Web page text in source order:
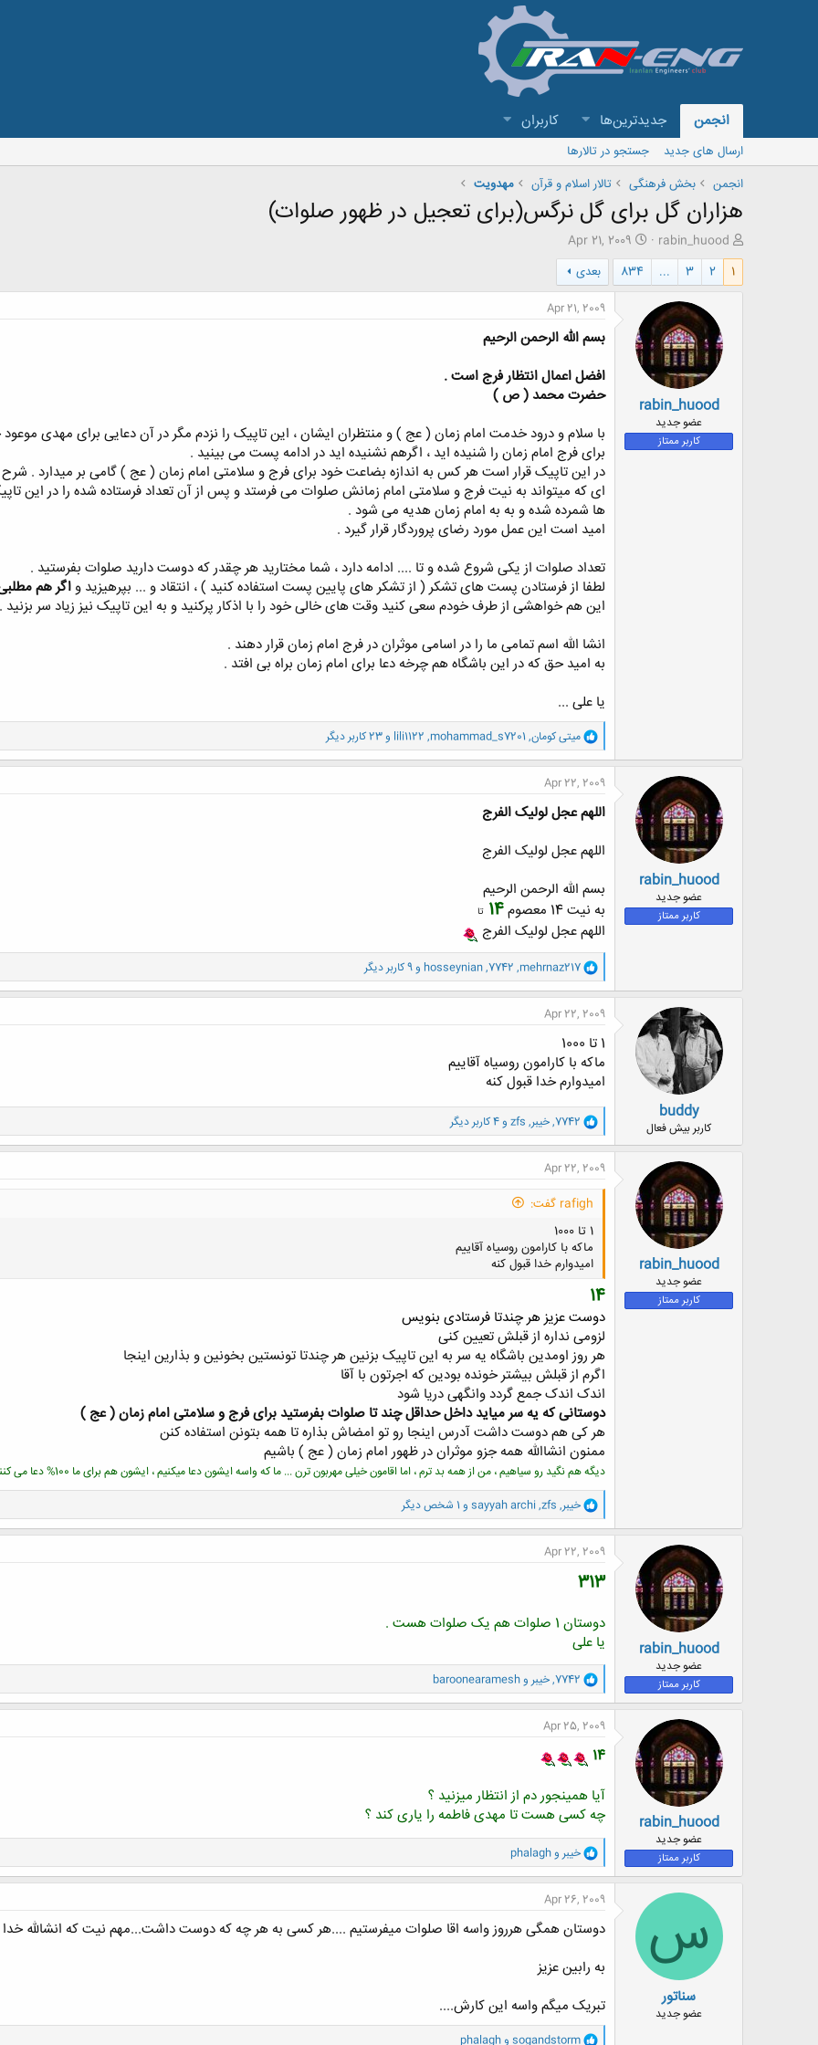
انجمن جدیدترین‌ها کاربران
ارسال های جدید
جستجو در تالارها
انجمن
بخش فرهنگی تالار اسلام و قرآن مهدویت
هزاران گل برای گل نرگس(برای تعجیل در ظهور صلوات)
ش
ر
ع
و
ع
rabin_huood
ت
ا
ر
ی
Apr 21, 2009
1
2
3
...
834 بعدی
rabin_huood
عضو جدید
کاربر ممتاز
Apr 21, 2009
بسم الله الرحمن الرحیم
افضل اعمال انتظار فرج است .
حضرت محمد ( ص )
برای فرج امام زمان را شنیده اید ، اگرهم نشنیده اید در ادامه پست می بینید .
در این تاپیک قرار است هر کس به اندازه بضاعت خود برای فرج و سلامتی امام زمان ( عج ) گامی بر میدارد .
ای که میتواند به نیت فرج و سلامتی امام زمانش صلوات می فرستد و پس از آن تعداد فرستاده شده را در این
ها شمرده شده و به به امام زمان هدیه می شود .
امید است این عمل مورد رضای پروردگار قرار گیرد .
تعداد صلوات از یکی شروع شده و تا .... ادامه دارد ، شما مختارید هر چقدر که دوست دارید صلوات بفرستید .
لطفا از فرستادن پست های تشکر ( از تشکر های پایین پست استفاده کنید ) ، انتقاد و ... بپرهیزید واگر هم
این هم خواهشی از طرف خودم سعی کنید وقت های خالی خود را با اذکار پرکنید و به این تاپیک نیز زیاد سر
انشا الله اسم تمامی ما را در اسامی موثران در فرج امام زمان قرار دهند .
به امید حق که در این باشگاه هم چرخه دعا برای امام زمان براه بی افتد .
یا علی ...
و
ا
ک
ش
ه
ا
میتی کومان,
mohammad_s7201
,
lili1122 و 23 کاربر دیگر
rabin_huood
عضو جدید
کاربر ممتاز
Apr 22, 2009
اللهم عجل لولیک الفرج
اللهم عجل لولیک الفرج
بسم الله الرحمن الرحیم
به نیت 14 معصوم
14 تا
اللهم عجل لولیک الفرج
و
ا
ک
ش
ه
mehrnaz217
,
7742
,
hosseynian و 9 کاربر دیگر
buddy
کاربر بیش فعال
Apr 22, 2009
1 تا 1000
ماكه با كارامون روسياه آقاييم
اميدوارم خدا قبول كنه
و
ا
ک
ش
ا
7742
,خيبر,
zfs و 4 کاربر دیگر
rabin_huood
عضو جدید
کاربر ممتاز
Apr 22, 2009
rafigh گفت:
1 تا 1000
ماكه با كارامون روسياه آقاييم
اميدوارم خدا قبول كنه
کلیک کنید تا باز شود...
14
دوست عزیز هر چندتا فرستادی بنویس
لزومی نداره از قبلش تعیین کنی
هر روز اومدین باشگاه یه سر به این تاپیک بزنین هر چندتا تونستین بخونین و بذارین اینجا
اگرم از قبلش بیشتر خونده بودین که اجرتون با آقا
اندک اندک جمع گردد وانگهی دریا شود
دوستانی که یه سر میاید داخل حداقل چند تا صلوات بفرستید برای فرج و سلامتی امام زمان ( عج )
هر کی هم دوست داشت آدرس اینجا رو تو امضاش بذاره تا همه بتونن استفاده کنن
ممنون انشاالله همه جزو موثران در ظهور امام زمان ( عج ) باشیم
دیگه هم نگید رو سیاهیم ، من از همه بد ترم ، اما اقامون خیلی مهربون ترن ... ما که واسه ایشون دعا میکنیم ، ایشون هم برای ما 100% دعا می کنند
و
ا
ک
ش
ه
ا
خيبر,
zfs
,
sayyah archi و 1 شخص دیگر
rabin_huood
عضو جدید
کاربر ممتاز
Apr 22, 2009
313
دوستان 1 صلوات هم یک صلوات هست .
یا علی
و
ا
ک
ش
ه
ا
7742
,خيبر و baroonearamesh
rabin_huood
عضو جدید
کاربر ممتاز
Apr 25, 2009
14
آیا همینجور دم از انتظار میزنید ؟
چه کسی هست تا مهدی فاطمه را یاری کند ؟
و
ا
ک
ش
ه
ا
خيبروphalagh
س
سناتور
عضو جدید
Apr 26, 2009
دوستان همگی هرروز واسه اقا صلوات میفرستیم ....هر کسی به هر چه که دوست داشت...مهم نیت که انشالله
به رابین عزیز
تبریک میگم واسه این کارش....
و
sogandstorm وphalagh